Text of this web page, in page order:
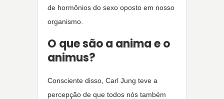
de hormônios do sexo oposto em nosso
organismo.
O que são a anima e o
animus?
Consciente disso, Carl Jung teve a
percepção de que todos nós também